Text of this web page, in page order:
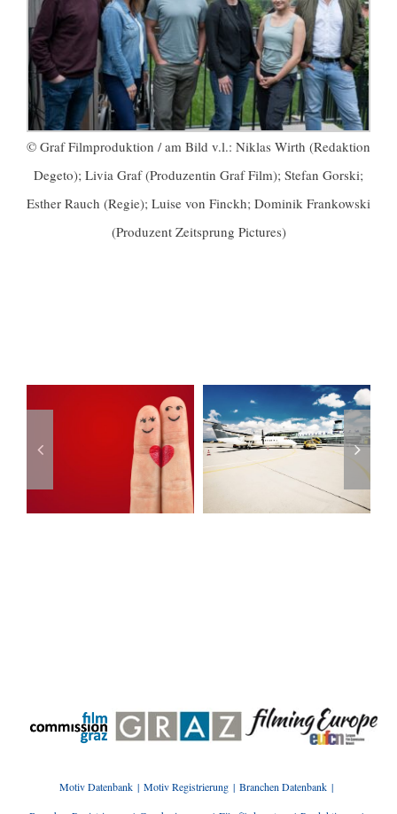
© Graf Filmproduktion / am Bild v.l.: Niklas Wirth (Redaktion
Degeto); Livia Graf (Produzentin Graf Film); Stefan Gorski;
Esther Rauch (Regie); Luise von Finckh; Dominik Frankowski
(Produzent Zeitsprung Pictures)
„Die
Auswanderer“
von Graz
Das ZDF-
war in Graz
unterwegs
Motiv Datenbank Motiv Registrierung Branchen Datenbank